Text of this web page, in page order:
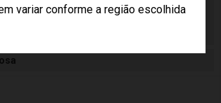
variar conforme a região escolhida
Geladeira Infantil Sonho De Menina Sweet